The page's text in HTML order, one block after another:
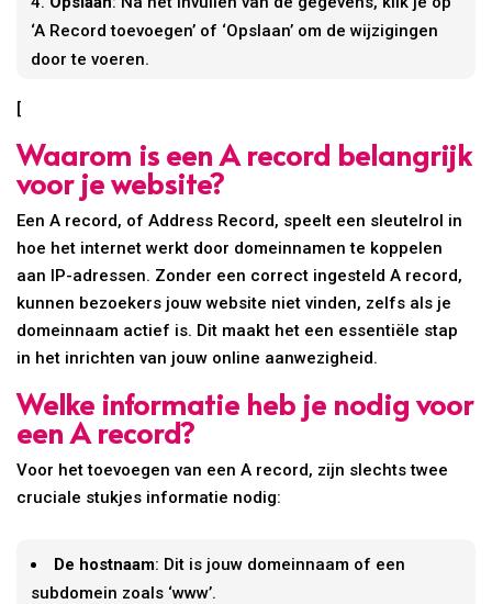
‘A Record toevoegen’ of ‘Opslaan’ om de wijzigingen
door te voeren.
[
Waarom is een A record belangrijk
voor je website?
Een A record, of Address Record, speelt een sleutelrol in
hoe het internet werkt door domeinnamen te koppelen
aan IP-adressen. Zonder een correct ingesteld A record,
kunnen bezoekers jouw website niet vinden, zelfs als je
domeinnaam actief is. Dit maakt het een essentiële stap
in het inrichten van jouw online aanwezigheid.
Welke informatie heb je nodig voor
een A record?
Voor het toevoegen van een A record, zijn slechts twee
cruciale stukjes informatie nodig:
De hostnaam: Dit is jouw domeinnaam of een
subdomein zoals ‘www’.